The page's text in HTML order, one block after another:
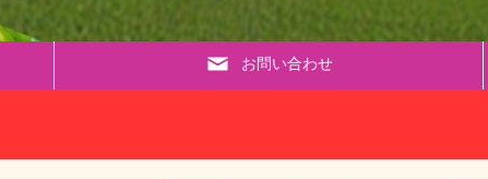
お問い合わせ